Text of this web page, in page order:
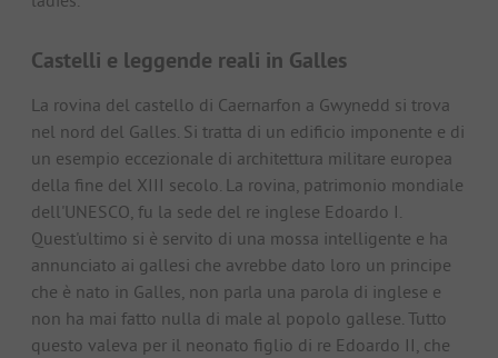
Castelli e leggende reali in Galles
La rovina del castello di Caernarfon a Gwynedd si trova
nel nord del Galles. Si tratta di un edificio imponente e di
un esempio eccezionale di architettura militare europea
della fine del XIII secolo. La rovina, patrimonio mondiale
dell'UNESCO, fu la sede del re inglese Edoardo I.
Quest'ultimo si è servito di una mossa intelligente e ha
annunciato ai gallesi che avrebbe dato loro un principe
che è nato in Galles, non parla una parola di inglese e
non ha mai fatto nulla di male al popolo gallese. Tutto
questo valeva per il neonato figlio di re Edoardo II, che